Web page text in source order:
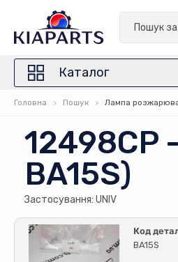
Каталог
Головна Пошук Лампа
BA15S)
Застосування: UNIV
Код
BA15S